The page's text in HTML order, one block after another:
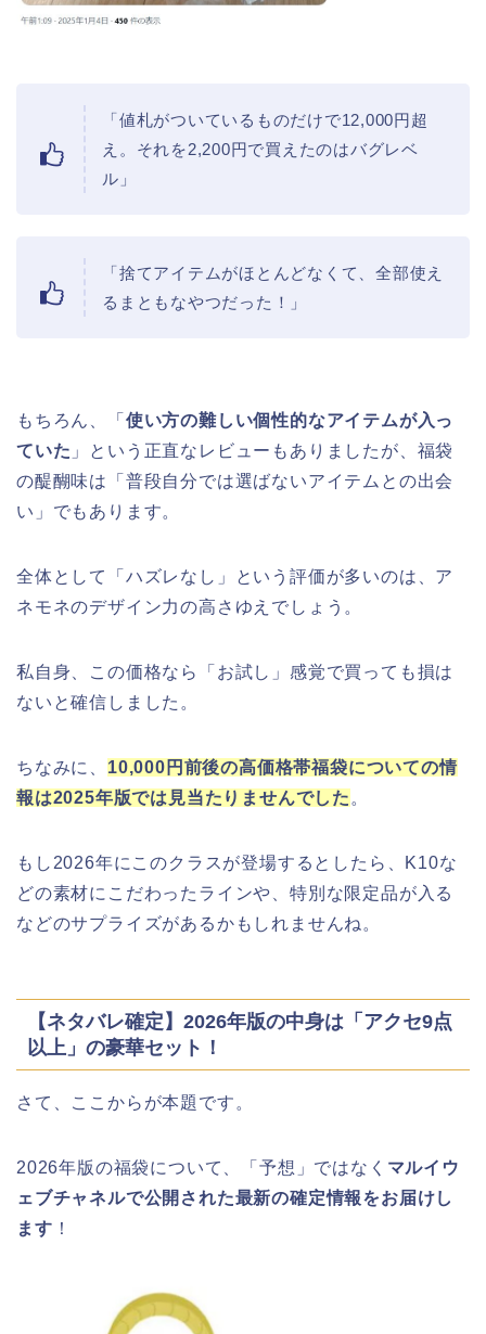
「値札がついているものだけで12,000円超
え。それを2,200円で買えたのはバグレベ
ル」
「捨てアイテムがほとんどなくて、全部使え
るまともなやつだった！」
もちろん、「 使い方の難しい個性的なアイテムが入っ
ていた 」という正直なレビューもありましたが、福袋
の醍醐味は「普段自分では選ばないアイテムとの出会
い」でもあります。
全体として「ハズレなし」という評価が多いのは、ア
ネモネのデザイン力の高さゆえでしょう。
私自身、この価格なら「お試し」感覚で買っても損は
ないと確信しました。
ちなみに、 10,000円前後の高価格帯福袋についての情
報は2025年版では見当たりませんでした。
もし2026年にこのクラスが登場するとしたら、K10な
どの素材にこだわったラインや、特別な限定品が入る
などのサプライズがあるかもしれませんね。
【ネタバレ確定】2026年版の中身は「アクセ9点
以上」の豪華セット！
さて、ここからが本題です。
2026年版の福袋について、「予想」ではなく マルイウ
ェブチャネルで公開された最新の確定情報をお届けし
ます ！